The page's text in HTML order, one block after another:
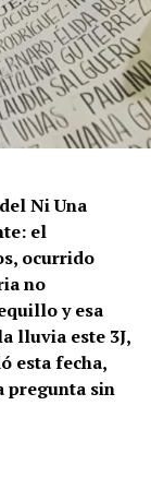
Ni Una
el
ocurrido
no
y esa
lluvia este 3J,
esta fecha,
pregunta sin